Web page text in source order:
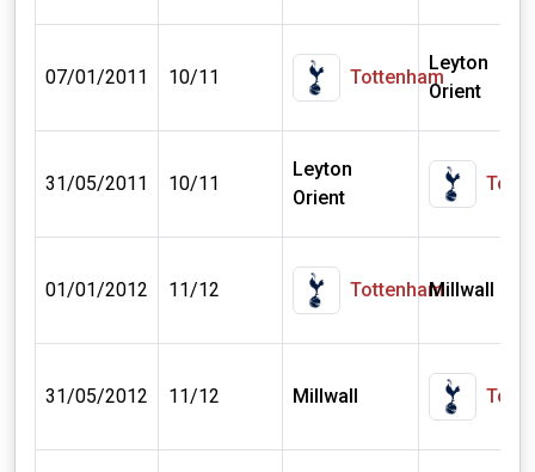
07/01/2011 10/11 Tottenham
Leyton
Orient
31/05/2011 10/11
Leyton
Orient
01/01/2012 11/12 TottenhamMillwall
31/05/2012 11/12 Millwall